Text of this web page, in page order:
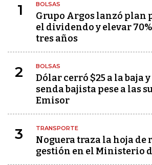
1 BOLSAS
Grupo Argos lanzó plan
el dividendo y elevar
tres años
2 BOLSAS
Dólar cerró $25 a la baja
senda bajista pese a las
Emisor
3 TRANSPORTE
Noguera traza la hoja de
gestión en el Ministerio